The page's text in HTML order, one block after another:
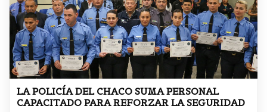
LA POLICÍA DEL CHACO SUMA PERSONAL
CAPACITADO PARA REFORZAR LA SEGURIDAD